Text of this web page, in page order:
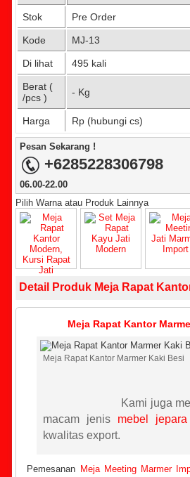
Stok Pre Order
Kode MJ-13
Di lihat 495 kali
Berat (
/pcs )
- Kg
Harga Rp (hubungi cs)
Pesan Sekarang !
+6285228306798
06.00-22.00
Pilih Warna atau Produk Lainnya
Detail Produk Meja Rapat
Meja Rapat Kantor
Meja Rapat Kantor
Kami juga
macam jenis mebel jepara
kwalitas export.
Pemesanan Meja Meeting Marmer